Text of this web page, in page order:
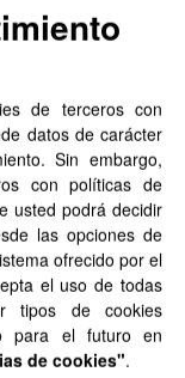
de terceros con
datos de carácter
Sin embargo,
con políticas de
usted podrá decidir
las opciones de
ofrecido por el
el uso de todas
tipos de cookies
para el futuro en
de cookies".